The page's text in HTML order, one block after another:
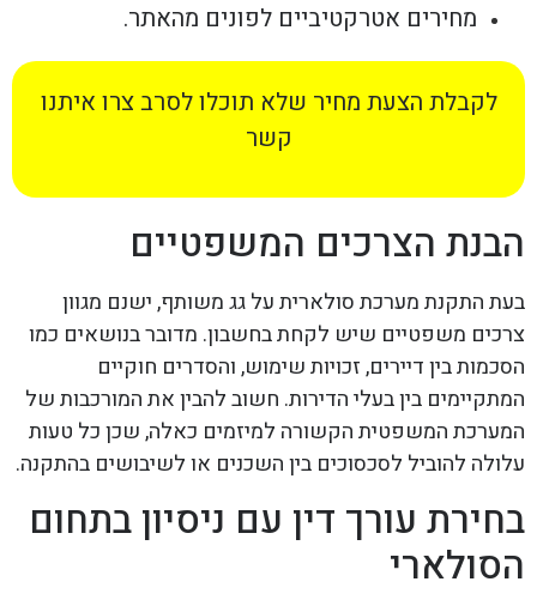
מחירים אטרקטיביים לפונים מהאתר.
לקבלת הצעת מחיר שלא תוכלו לסרב צרו איתנו
קשר
הבנת הצרכים המשפטיים
בעת התקנת מערכת סולארית על גג משותף, ישנם מגוון
צרכים משפטיים שיש לקחת בחשבון. מדובר בנושאים כמו
הסכמות בין דיירים, זכויות שימוש, והסדרים חוקיים
המתקיימים בין בעלי הדירות. חשוב להבין את המורכבות של
המערכת המשפטית הקשורה למיזמים כאלה, שכן כל טעות
עלולה להוביל לסכסוכים בין השכנים או לשיבושים בהתקנה.
בחירת עורך דין עם ניסיון בתחום
הסולארי